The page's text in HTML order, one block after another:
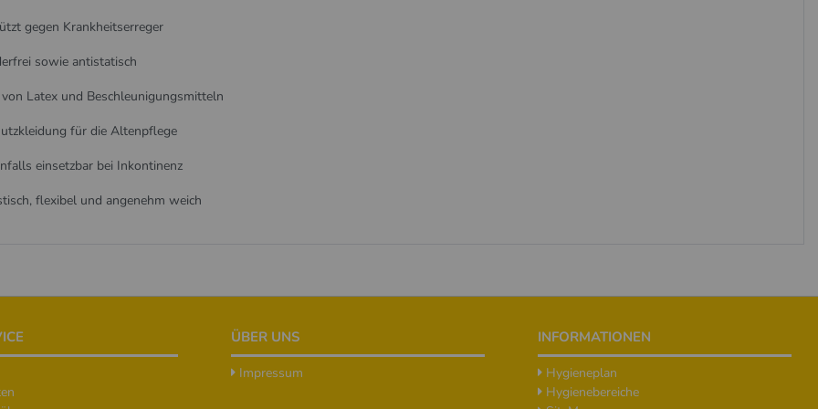
gegen Krankheitserreger
sowie antistatisch
Latex und Beschleunigungsmitteln
für die Altenpflege
einsetzbar bei Inkontinenz
flexibel und angenehm weich
ÜBER UNS
Impressum
INFORMATIONEN
Hygieneplan
Hygienebereiche